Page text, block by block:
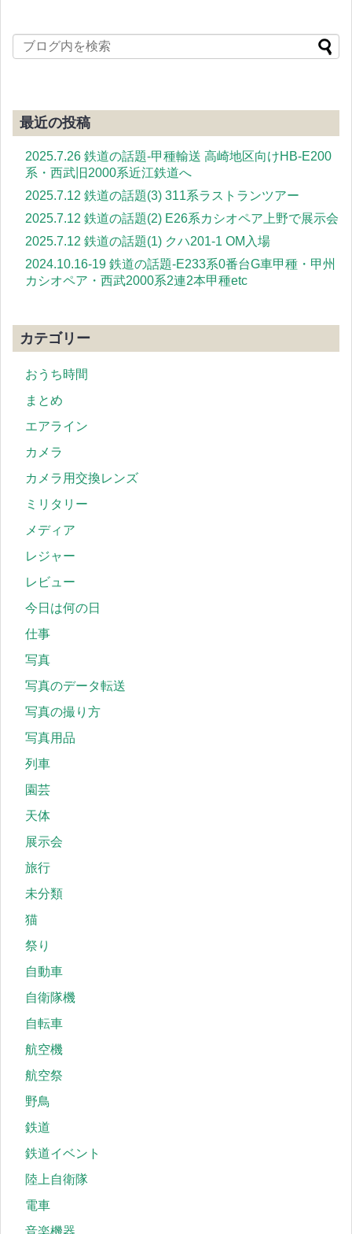
最近の投稿
2025.7.26 鉄道の話題-甲種輸送 高崎地区向けHB-E200
系・西武旧2000系近江鉄道へ
2025.7.12 鉄道の話題(3) 311系ラストランツアー
2025.7.12 鉄道の話題(2) E26系カシオペア上野で展示会
2025.7.12 鉄道の話題(1) クハ201-1 OM入場
2024.10.16-19 鉄道の話題-E233系0番台G車甲種・甲州
カシオペア・西武2000系2連2本甲種etc
カテゴリー
おうち時間
まとめ
エアライン
カメラ
カメラ用交換レンズ
ミリタリー
メディア
レジャー
レビュー
今日は何の日
仕事
写真
写真のデータ転送
写真の撮り方
写真用品
列車
園芸
天体
展示会
旅行
未分類
猫
祭り
自動車
自衛隊機
自転車
航空機
航空祭
野鳥
鉄道
鉄道イベント
陸上自衛隊
電車